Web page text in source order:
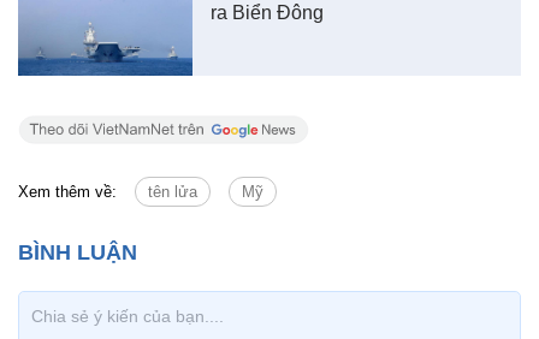
ra Biển Đông
Xem thêm về: tên lửa Mỹ